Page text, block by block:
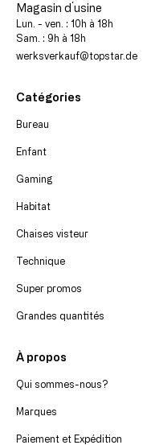
Magasin d´usine
Lun. - ven. : 10h à 18h
Sam. : 9h à 18h
werksverkauf@topstar.de
Catégories
Bureau
Enfant
Gaming
Habitat
Chaises visteur
Technique
Super promos
Grandes quantités
À propos
Qui sommes-nous?
Marques
Paiement et Expédition